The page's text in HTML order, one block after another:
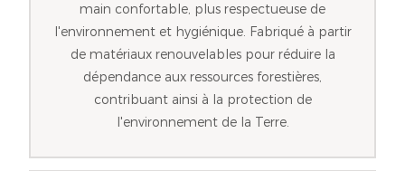
main confortable, plus respectueuse de
l'environnement et hygiénique. Fabriqué à partir
de matériaux renouvelables pour réduire la
dépendance aux ressources forestières,
contribuant ainsi à la protection de
l'environnement de la Terre.